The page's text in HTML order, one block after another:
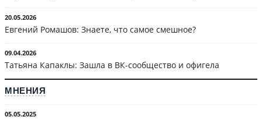
20.05.2026
Евгений Ромашов: Знаете, что самое смешное?
09.04.2026
Татьяна Капаклы: Зашла в ВК-сообщество и офигела
МНЕНИЯ
05.05.2025